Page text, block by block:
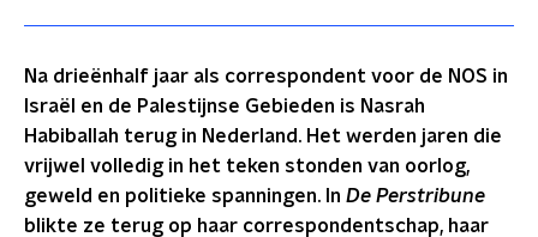
Na drieënhalf jaar als correspondent voor de NOS in
Israël en de Palestijnse Gebieden is Nasrah
Habiballah terug in Nederland. Het werden jaren die
vrijwel volledig in het teken stonden van oorlog,
geweld en politieke spanningen. In De Perstribune
blikte ze terug op haar correspondentschap, haar